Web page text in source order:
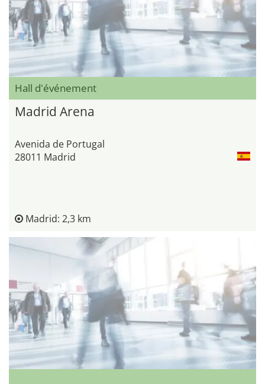
Hall d'événement
Madrid Arena
Avenida de Portugal
28011 Madrid
Madrid: 2,3 km